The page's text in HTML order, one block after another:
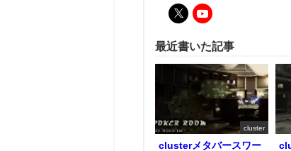
最近書いた記事
cluster
clusterメタバースワー